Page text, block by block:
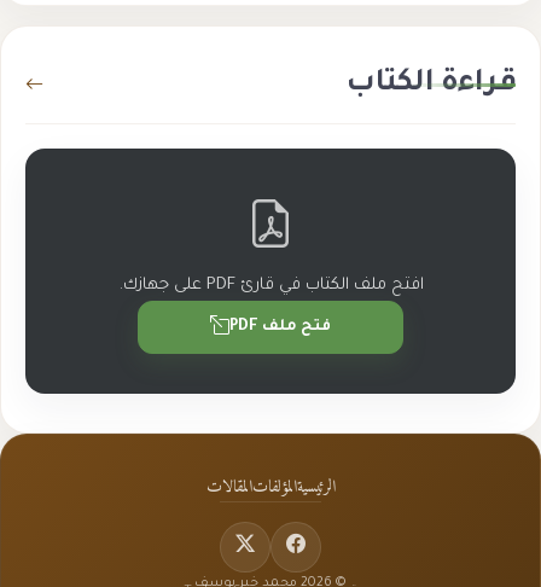
قراءة الكتاب
افتح ملف الكتاب في قارئ PDF على جهازك.
فتح ملف PDF
الرئيسيةالمؤلفاتالمقالات
© 2026 محمد خير يوسف